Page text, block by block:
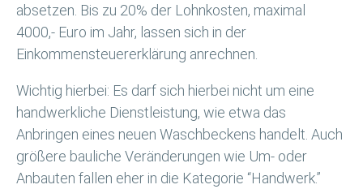
absetzen. Bis zu 20% der Lohnkosten, maximal
4000,- Euro im Jahr, lassen sich in der
Einkommensteuererklärung anrechnen.
Wichtig hierbei: Es darf sich hierbei nicht um eine
handwerkliche Dienstleistung, wie etwa das
Anbringen eines neuen Waschbeckens handelt. Auch
größere bauliche Veränderungen wie Um- oder
Anbauten fallen eher in die Kategorie “Handwerk.”